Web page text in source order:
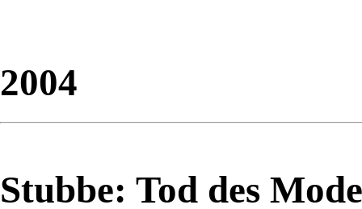
2004
Stubbe: Tod des